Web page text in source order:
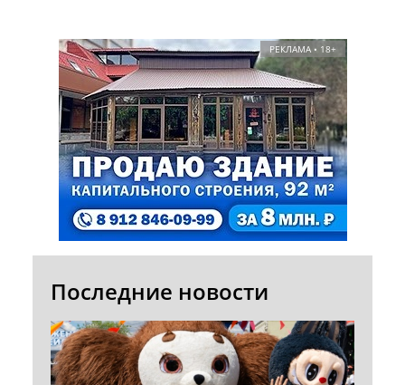
РЕКЛАМА • 18+
Последние новости